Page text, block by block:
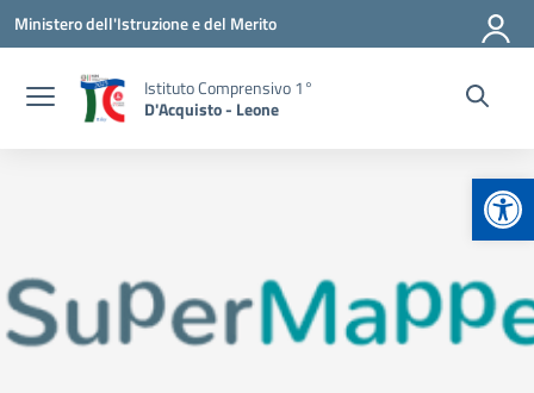
Vai ai contenuti
Vai al menu di navigazione
Vai al footer
Ministero dell'Istruzione e del Merito
Istituto Comprensivo 1°
D'Acquisto - Leone